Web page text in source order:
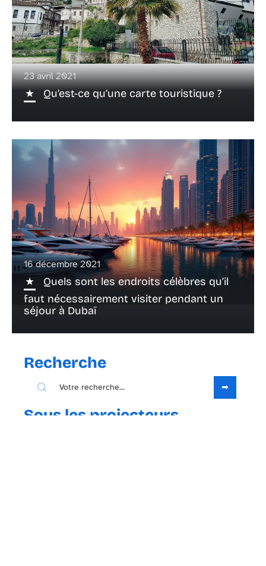
23 avril 2021
Qu’est-ce qu’une carte touristique ?
16 décembre 2021
Quels sont les endroits célèbres qu’il
faut nécessairement visiter pendant un
séjour à Dubaï
Recherche
Sous les projecteurs